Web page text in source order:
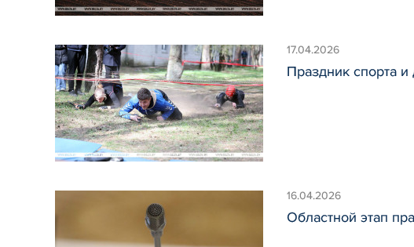
17.04.2026
Праздник спорта
16.04.2026
Областной этап